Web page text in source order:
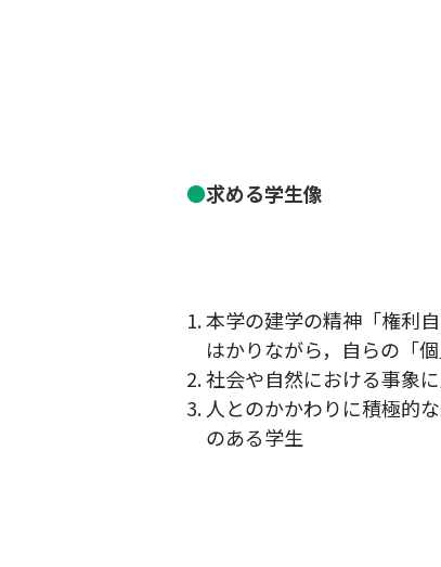
求める学生像
本学の建学の精神「権利
はかりながら，自らの「
社会や自然における事象
人とのかかわりに積極的
のある学生